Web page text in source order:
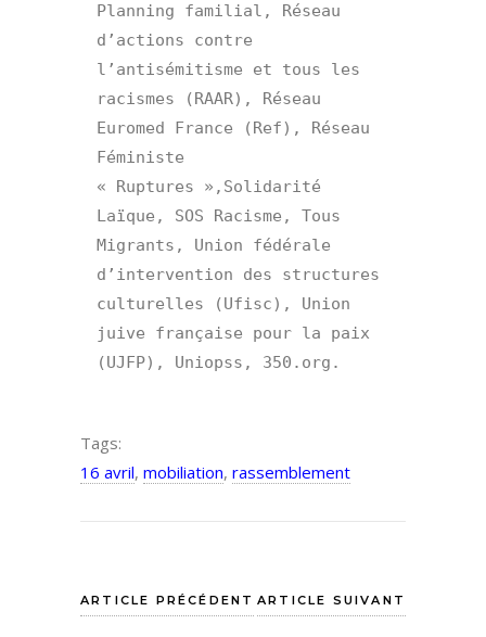
Planning familial, Réseau
d’actions contre
l’antisémitisme et tous les
racismes (RAAR), Réseau
Euromed France (Ref), Réseau
Féministe
« Ruptures »,Solidarité
Laïque, SOS Racisme, Tous
Migrants, Union fédérale
d’intervention des structures
culturelles (Ufisc), Union
juive française pour la paix
(UJFP), Uniopss, 350.org.
Tags:
16 avril, mobiliation, rassemblement
ARTICLE PRÉCÉDENT ARTICLE SUIVANT